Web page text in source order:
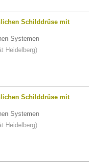
Schilddrüse mit
Systemen
Heidelberg)
Schilddrüse mit
Systemen
Heidelberg)